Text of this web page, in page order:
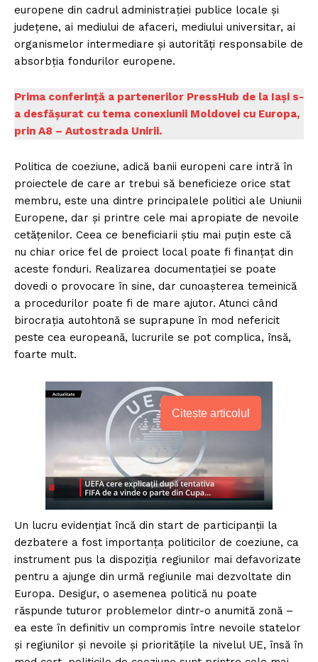
europene din cadrul administrației publice locale și
județene, ai mediului de afaceri, mediului universitar, ai
organismelor intermediare și autorități responsabile de
absorbția fondurilor europene.
Prima conferință a partenerilor PressHub de la Iași s-
a desfășurat cu tema conexiunii Moldovei cu Europa,
prin A8 – Autostrada Unirii.
Politica de coeziune, adică banii europeni care intră în
proiectele de care ar trebui să beneficieze orice stat
membru, este una dintre principalele politici ale Uniunii
Europene, dar și printre cele mai apropiate de nevoile
cetățenilor. Ceea ce beneficiarii știu mai puțin este că
nu chiar orice fel de proiect local poate fi finanțat din
aceste fonduri. Realizarea documentației se poate
dovedi o provocare în sine, dar cunoașterea temeinică
a procedurilor poate fi de mare ajutor. Atunci când
birocrația autohtonă se suprapune în mod nefericit
peste cea europeană, lucrurile se pot complica, însă,
foarte mult.
Citește articolul
Un lucru evidențiat încă din start de participanții la
dezbatere a fost importanța politicilor de coeziune, ca
instrument pus la dispoziția regiunilor mai defavorizate
pentru a ajunge din urmă regiunile mai dezvoltate din
Europa. Desigur, o asemenea politică nu poate
răspunde tuturor problemelor dintr-o anumită zonă –
ea este în definitiv un compromis între nevoile statelor
și regiunilor și nevoile și prioritățile la nivelul UE, însă în